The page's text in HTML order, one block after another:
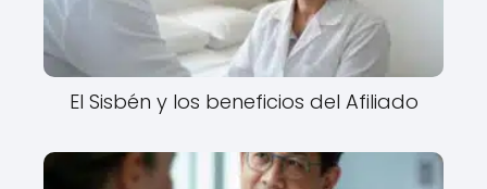
El Sisbén y los beneficios del Afiliado